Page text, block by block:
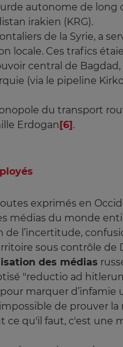
autonome de
irakien (KRG).
de la Syrie, a
locale. Ces trafics
central de
(via le pipeline
du transport
Erdogan[6].
exprimés en
médias du monde
de l’incertitude,
sous contrôle de
des médias
"reductio ad
marquer d’infamie
impossible de prouver
ce qu'il faut, c'est